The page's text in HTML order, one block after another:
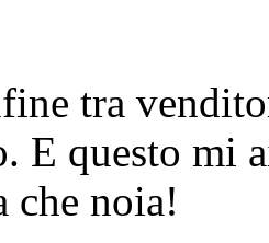
tra
E questo mi
che noia!